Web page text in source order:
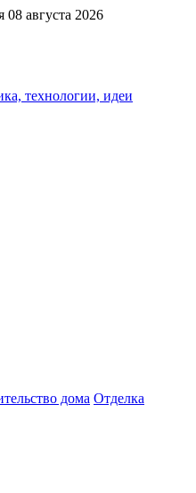
08 августа 2026
технологии, идеи
дома Отделка